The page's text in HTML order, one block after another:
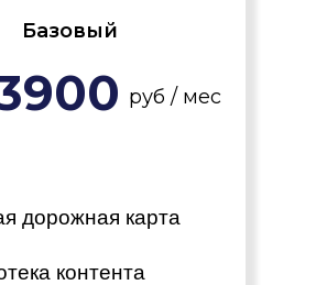
Базовый
дорожная карта
контента
руб / мес